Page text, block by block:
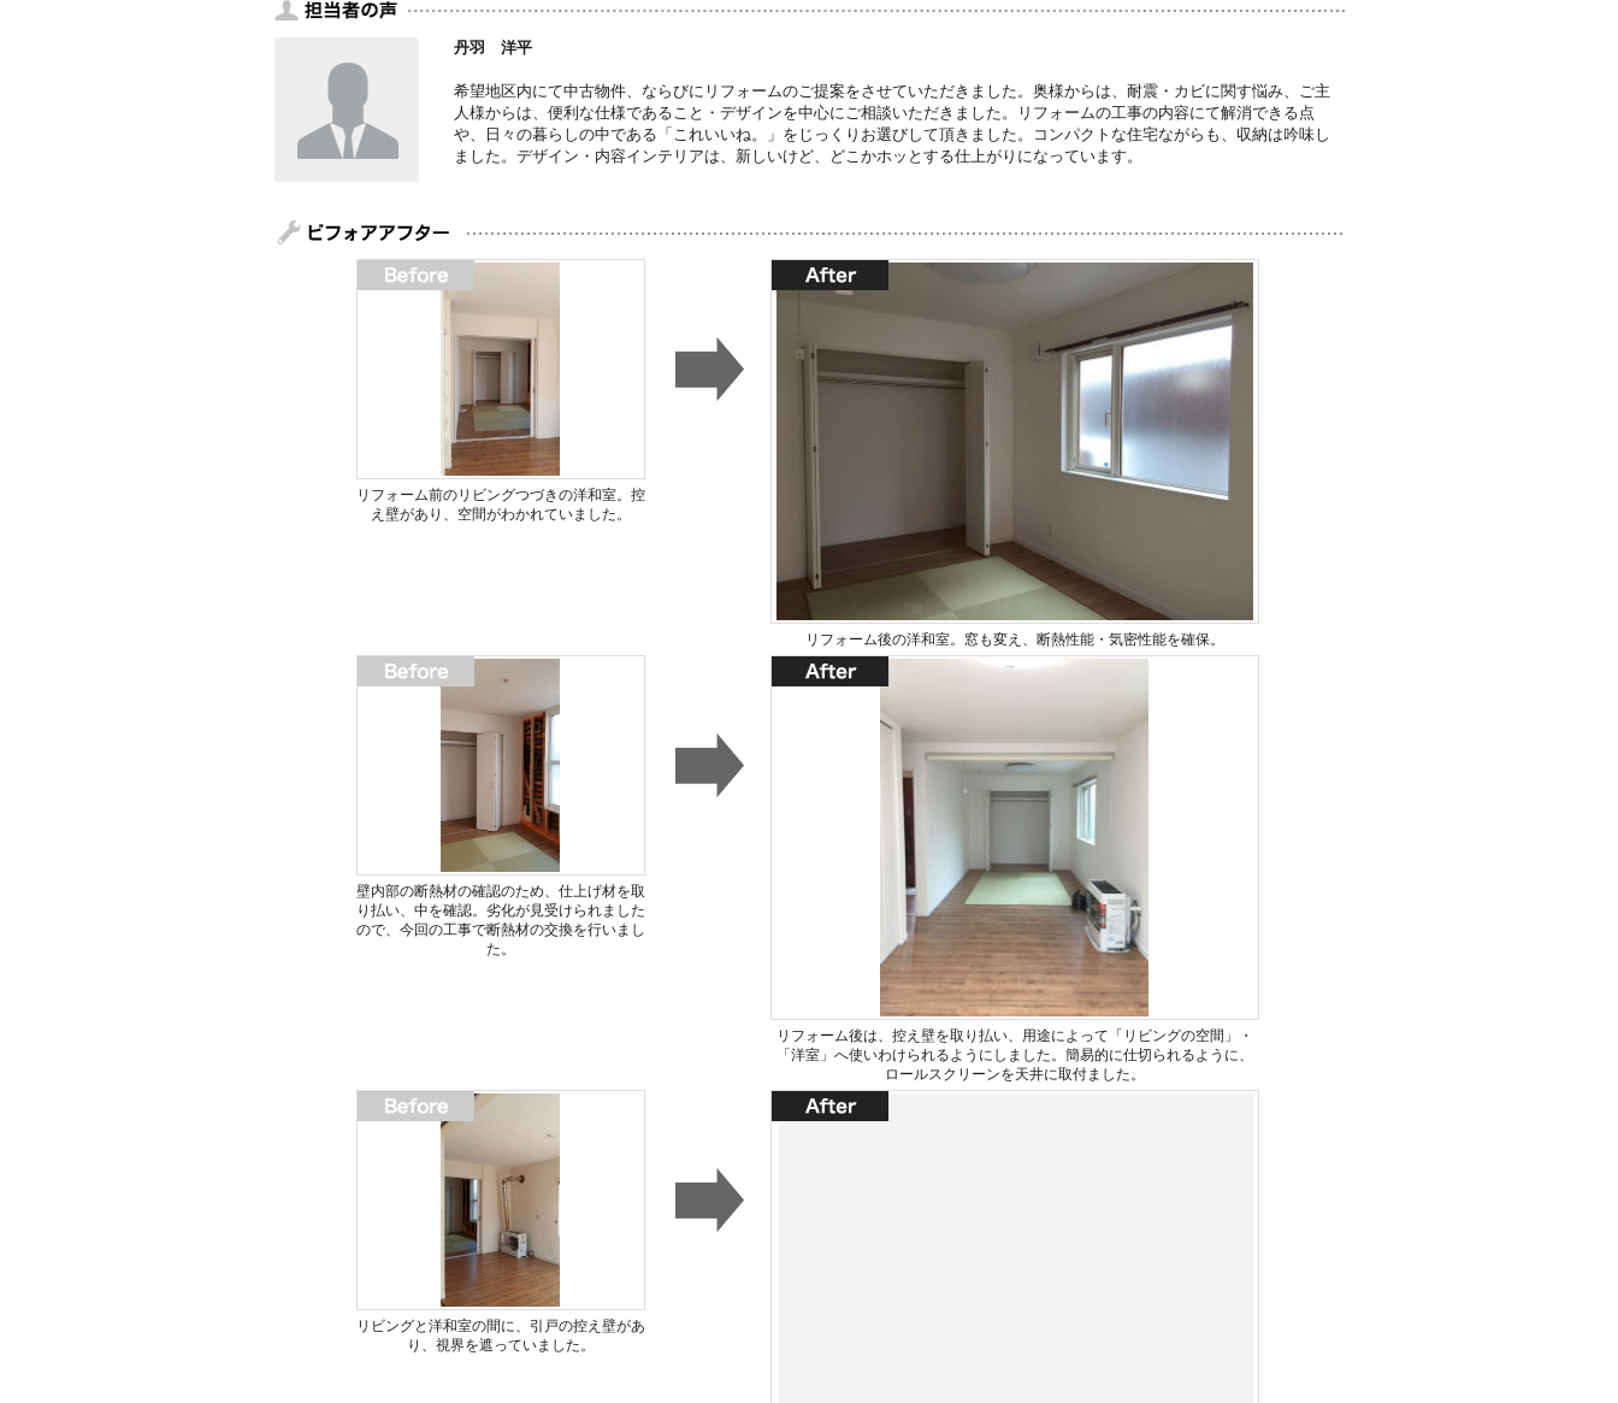
丹羽 洋平
希望地区内にて中古物件、ならびにリフォームのご提案をさせていただきました。奥様からは、耐震・カビに関す悩み、ご主
人様からは、便利な仕様であること・デザインを中心にご相談いただきました。リフォームの工事の内容にて解消できる点
や、日々の暮らしの中である「これいいね。」をじっくりお選びして頂きました。コンパクトな住宅ながらも、収納は吟味し
ました。デザイン・内容インテリアは、新しいけど、どこかホッとする仕上がりになっています。
リフォーム前のリビングつづきの洋和室。控
え壁があり、空間がわかれていました。
リフォーム後の洋和室。窓も変え、断熱性能・気密性能を確保。
壁内部の断熱材の確認のため、仕上げ材を取
り払い、中を確認。劣化が見受けられました
ので、今回の工事で断熱材の交換を行いまし
た。
リフォーム後は、控え壁を取り払い、用途によって「リビングの空間」・
「洋室」へ使いわけられるようにしました。簡易的に仕切られるように、
ロールスクリーンを天井に取付ました。
リビングと洋和室の間に、引戸の控え壁があ
り、視界を遮っていました。